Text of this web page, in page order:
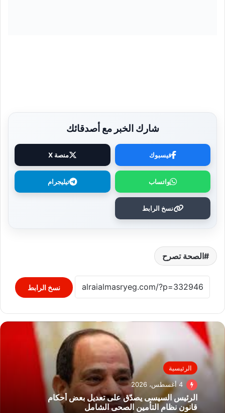
شارك الخبر مع أصدقائك
فيسبوك منصة X
واتساب تيليجرام
نسخ الرابط
الصحة تصرح
نسخ الرابط
الرئيسية
4 أغسطس، 2026
الرئيس السيسى يصدّق على تعديل بعض أحكام
قانون نظام التأمين الصحى الشامل